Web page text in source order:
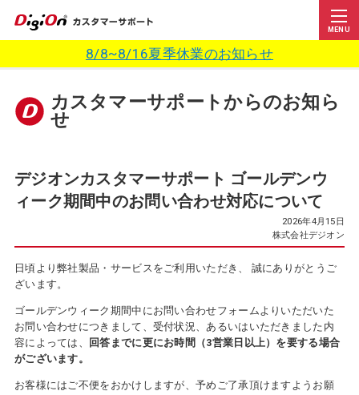
8/8~8/16夏季休業のお知らせ
MENU
カスタマーサポートからのお知ら
せ
デジオンカスタマーサポート ゴールデンウ
ィーク期間中のお問い合わせ対応について
2026年4月15日
株式会社デジオン
日頃より弊社製品・サービスをご利用いただき、 誠にありがとうご
ざいます。
ゴールデンウィーク期間中にお問い合わせフォームよりいただいた
お問い合わせにつきまして、受付状況、あるいはいただきました内
容によっては、
回答までに更にお時間（3営業日以上）を要する場合
がございます。
お客様にはご不便をおかけしますが、予めご了承頂けますようお願